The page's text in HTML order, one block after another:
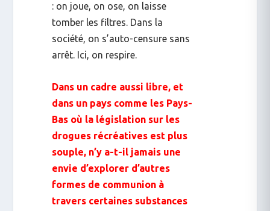
: on joue, on ose, on laisse
tomber les filtres. Dans la
société, on s’auto-censure sans
arrêt. Ici, on respire.
Dans un cadre aussi libre, et
dans un pays comme les Pays-
Bas où la législation sur les
drogues récréatives est plus
souple, n’y a-t-il jamais une
envie d’explorer d’autres
formes de communion à
travers certaines substances